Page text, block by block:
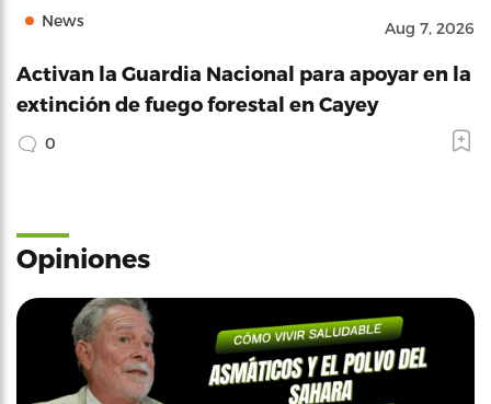
News Aug 7, 2026
Activan la Guardia Nacional para apoyar en la
extinción de fuego forestal en Cayey
0
Opiniones